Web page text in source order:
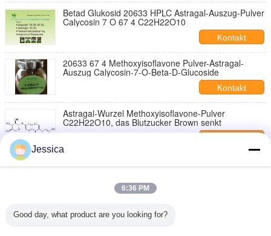
Betad Glukosid 20633 HPLC Astragal-Auszug-Pulver
Calycosin 7 O 67 4 C22H22O10
Kontakt
20633 67 4 Methoxyisoflavone Pulver-Astragal-
Auszug Calycosin-7-O-Beta-D-Glucoside
Kontakt
Astragal-Wurzel Methoxyisoflavone-Pulver
C22H22O10, das Blutzucker Brown senkt
Medizinische Glukosid Methoxyisoflavone-Pulver
Browns Calycosin 7 O Betad Senkungsblut-Fett der
Glukosid-Astragal-Wurzel-0.5-1%
Jessica
6:36 PM
Good day, what product are you looking for?